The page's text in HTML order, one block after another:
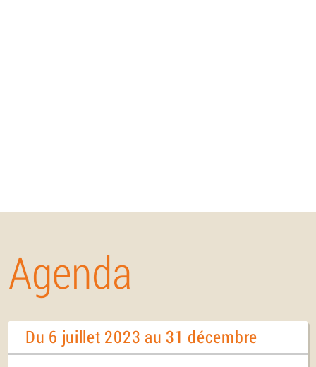
Agenda
Du 6 juillet 2023 au 31 décembre